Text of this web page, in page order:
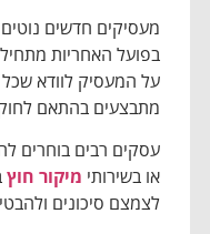
מעסיקים חדשים
בפועל האחריות
על המעסיק לוודא
מתבצעים בהתאם
עסקים רבים בוחרים
או בשירותי מיקור חוץ
לצמצם סיכונים